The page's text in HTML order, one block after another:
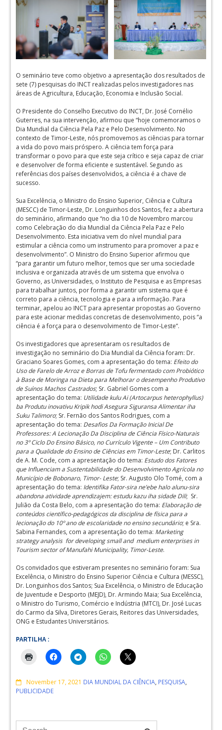
O seminário teve como objetivo a apresentação dos resultados de
sete (7) pesquisas do INCT realizadas pelos investigadores nas
áreas de Agricultura, Educação, Economia e Inclusão Social.
O Presidente do Conselho Executivo do INCT, Dr. José Cornélio
Guterres, na sua intervenção, afirmou que “hoje comemoramos o
Dia Mundial da Ciência Pela Paz e Pelo Desenvolvimento. No
contexto de Timor-Leste, nós promovemos as ciências para tornar
a vida do povo mais próspero. A ciência tem força para
transformar o povo para que este seja crítico e seja capaz de criar
e desenvolver de forma eficiente e sustentável. Segundo as
referências dos países desenvolvidos, a ciência é a chave de
sucesso.
Sua Excelência, o Ministro do Ensino Superior, Ciência e Cultura
(MESCC) de Timor-Leste, Dr. Longuinhos dos Santos, fez a abertura
do seminário, afirmando que “no dia 10 de Novembro marcou
como Celebração do dia Mundial da Ciência Pela Paz e Pelo
Desenvolvimento. Esta iniciativa vem do nível mundial para
estimular a ciência como um instrumento para promover a paz e
desenvolvimento”. O Ministro do Ensino Superior afirmou que
“para garantir um futuro melhor, temos que ser uma sociedade
inclusiva e organizada através de um sistema que envolva o
Governo, as Universidades, o Instituto de Pesquisa e as Empresas
para trabalhar juntos, por forma a garantir um sistema que é
correto para a ciência, tecnologia e para a informação. Para
terminar, apelou ao INCT para apresentar propostas ao Governo
para este acionar medidas concretas de desenvolvimento, pois “a
ciência é a força para o desenvolvimento de Timor-Leste”.
Os investigadores que apresentaram os resultados de
investigação no seminário do Dia Mundial da Ciência foram: Dr.
Graciano Soares Gomes, com a apresentação do tema: Efeito do
Uso de Farelo de Arroz e Borras de Tofu fermentado com Probiótico
à Base de Moringa na Dieta para Melhorar o desempenho Produtivo
de Suínos Machos Castrados; Sr. Gabriel Gomes com a
apresentação do tema: Utilidade kulu Ai (Artocarpus heterophyllus)
ba Produtu inovativu Kripik hodi Asegura Siguransa Alimentar iha
Suku Talimoro; Sr. Fernão dos Santos Rodrigues, com a
apresentação do tema: Desafios Da Formação Inicial De
Professores: A Lecionação Da Disciplina de Ciência Físico-Naturais
no 3º Ciclo Do Ensino Básico, no Currículo Vigente – Um Contributo
para a Qualidade do Ensino de Ciências em Timor-Leste; Dr. Carlitos
de A. M. Code, com a apresentação do tema: Estudo dos Fatores
que Influenciam a Sustentabilidade do Desenvolvimento Agrícola no
Município de Bobonaro, Timor- Leste; Sr. Augusto Olo Tomé, com a
apresentação do tema: Identifika Fator-sira ne’ebe halo alunu-sira
abandona atividade aprendizajem: estudu kazu iha sidade Dili; Sr.
Julião da Costa Belo, com a apresentação do tema: Elaboração de
conteúdos científico-pedagógicos da disciplina de física para a
lecionação do 10º ano de escolaridade no ensino secundário; e Sra.
Sabina Fernandes, com a apresentação do tema: Marketing
strategy analysis for developing small and medium enterprises in
Tourism sector of Manufahi Municipality, Timor-Leste.
Os convidados que estiveram presentes no seminário foram: Sua
Excelência, o Ministro do Ensino Superior Ciência e Cultura (MESSC),
Dr. Longuinhos dos Santos; Sua Excelência, o Ministro de Educação
de Juventude e Desporto (MEJD), Dr. Armindo Maia; Sua Excelência,
o Ministro do Turismo, Comércio e Indústria (MTCI), Dr. José Lucas
do Carmo da Silva, Diretores Gerais, Reitores das Universidades,
ONG e Estudantes Universitários.
PARTILHA :
November 17, 2021 Comments
DIA MUNDIAL DA CIÊNCIA, PESQUISA,
PUBLICIDADE